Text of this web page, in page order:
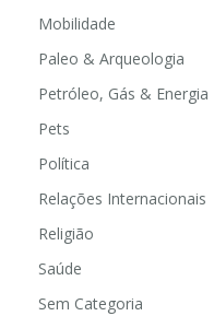
Mobilidade
Paleo & Arqueologia
Petróleo, Gás & Energia
Pets
Política
Relações Internacionais
Religião
Saúde
Sem Categoria